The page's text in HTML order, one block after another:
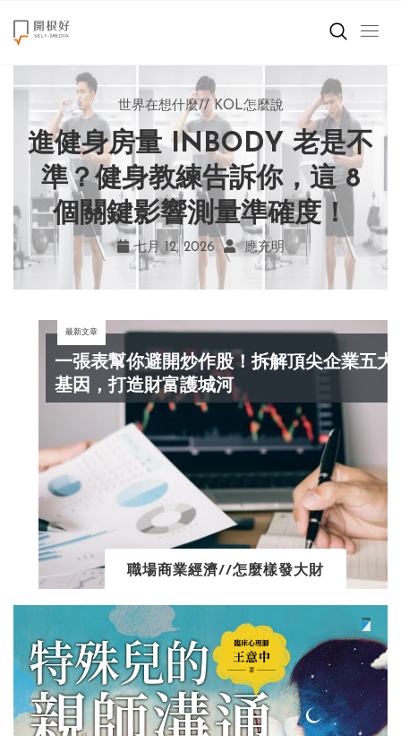
來點正能量
世界在想什麼
創造美好生活
小孩不是噩夢
職場商業經濟
影片專區
關於我們
世界在想什麼//地球村發生的事
AI 複製吉卜力畫風引爭議！
宮崎駿用七年證明：人腦創
作仍無可取代
七月 19, 2026 菲利浦．科特勒
來點正能量//與自己和解
別讓過去的榮耀嘲笑現在！
學會捨棄獎盃，活出當下的
真實幸福
七月 17, 2026 亞瑟．布魯克斯
來點正能量//女力至上
改變不用驚天動地！《米娜
家的星期六》看小女孩如何
勇敢跨出第一步
七月 22, 2026 不正田心
世界在想什麼//KOL怎麼說
進健身房量 INBODY 老是不
準？健身教練告訴你，這 8
個關鍵影響測量準確度！
七月 12, 2026 應充明
一張表幫你避開炒作股！拆解頂尖企業五大
基因，打造財富護城河
最新文章
職場商業經濟//怎麼樣發大財